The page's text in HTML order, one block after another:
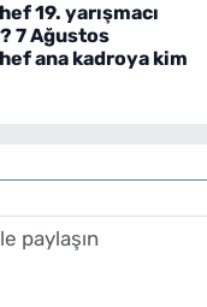
19. yarışmacı
7 Ağustos
ana kadroya kim